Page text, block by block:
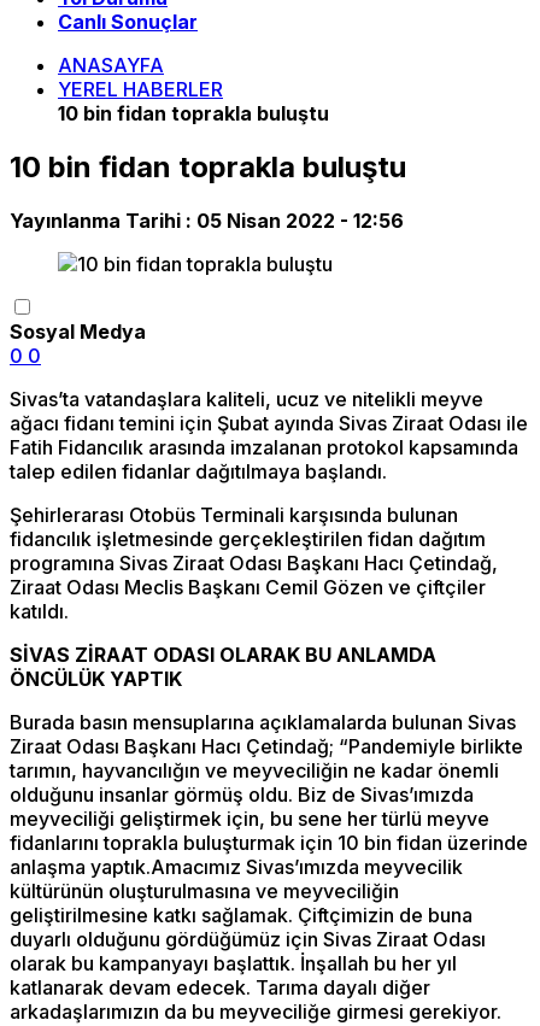
Canlı Sonuçlar
ANASAYFA
YEREL HABERLER
10 bin fidan toprakla buluştu
10 bin fidan toprakla buluştu
Yayınlanma Tarihi : 05 Nisan 2022 - 12:56
Sosyal Medya
0 0
Sivas’ta vatandaşlara kaliteli, ucuz ve nitelikli meyve
ağacı fidanı temini için Şubat ayında Sivas Ziraat Odası ile
Fatih Fidancılık arasında imzalanan protokol kapsamında
talep edilen fidanlar dağıtılmaya başlandı.
Şehirlerarası Otobüs Terminali karşısında bulunan
fidancılık işletmesinde gerçekleştirilen fidan dağıtım
programına Sivas Ziraat Odası Başkanı Hacı Çetindağ,
Ziraat Odası Meclis Başkanı Cemil Gözen ve çiftçiler
katıldı.
SİVAS ZİRAAT ODASI OLARAK BU ANLAMDA
ÖNCÜLÜK YAPTIK
Burada basın mensuplarına açıklamalarda bulunan Sivas
Ziraat Odası Başkanı Hacı Çetindağ; “Pandemiyle birlikte
tarımın, hayvancılığın ve meyveciliğin ne kadar önemli
olduğunu insanlar görmüş oldu. Biz de Sivas’ımızda
meyveciliği geliştirmek için, bu sene her türlü meyve
fidanlarını toprakla buluşturmak için 10 bin fidan üzerinde
anlaşma yaptık.Amacımız Sivas’ımızda meyvecilik
kültürünün oluşturulmasına ve meyveciliğin
geliştirilmesine katkı sağlamak. Çiftçimizin de buna
duyarlı olduğunu gördüğümüz için Sivas Ziraat Odası
olarak bu kampanyayı başlattık. İnşallah bu her yıl
katlanarak devam edecek. Tarıma dayalı diğer
arkadaşlarımızın da bu meyveciliğe girmesi gerekiyor.